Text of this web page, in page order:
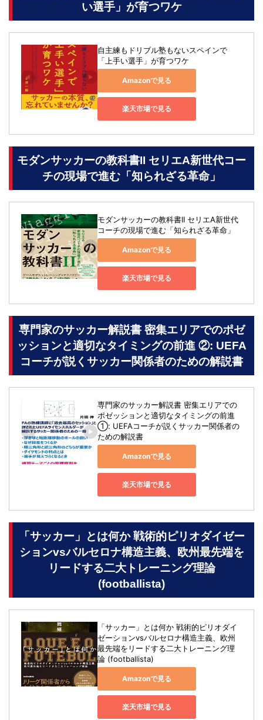
い選手」が育つワケ
自主練もドリブル塾もないスペインで
「上手い選手」が育つワケ
Amazonで見る
楽天市場で見る
モダンサッカーの教科書II セリエA新世代コー
チの現場で進む「知られざる革命」
モダンサッカーの教科書II セリエA新世代
コーチの現場で進む「知られざる革命」
Amazonで見る
楽天市場で見る
専門家のサッカー解説書 密集エリアでのポゼ
ッションと適切なタイミングの前進 ②: UEFA
コーチが説くサッカー関係者のための解説書
専門家のサッカー解説書 密集エリアでの
ポゼッションと適切なタイミングの前進
①: UEFAコーチが説くサッカー関係者の
ための解説書
Amazonで見る
楽天市場で見る
「サッカー」とは何か 戦術的ピリオダイゼー
ションvsバルセロナ構造主義、欧州最先端を
リードする二大トレーニング理論
(footballista)
「サッカー」とは何か 戦術的ピリオダイ
ゼーションvsバルセロナ構造主義、欧州
最先端をリードする二大トレーニング理
論 (footballista)
Amazonで見る
楽天市場で見る